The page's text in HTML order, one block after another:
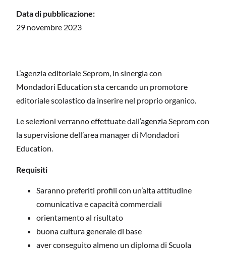
Data di pubblicazione:
29 novembre 2023
L’agenzia editoriale Seprom, in sinergia con
Mondadori Education sta cercando un promotore
editoriale scolastico da inserire nel proprio organico.
Le selezioni verranno effettuate dall’agenzia Seprom con
la supervisione dell’area manager di Mondadori
Education.
Requisiti
Saranno preferiti profili con un’alta attitudine
comunicativa e capacità commerciali
orientamento al risultato
buona cultura generale di base
aver conseguito almeno un diploma di Scuola